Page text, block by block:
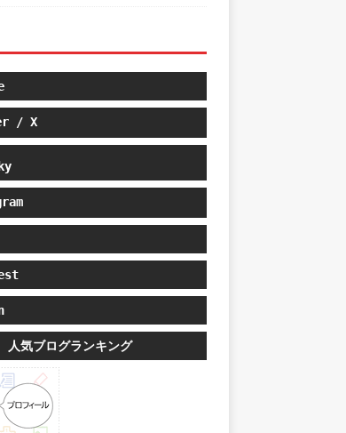
/ X
人気ブログランキング